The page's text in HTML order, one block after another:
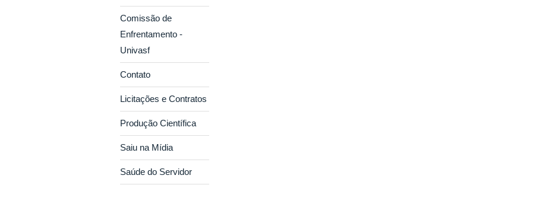
Comissão de
Enfrentamento -
Univasf
Contato
Licitações e Contratos
Produção Científica
Saiu na Mídia
Saúde do Servidor